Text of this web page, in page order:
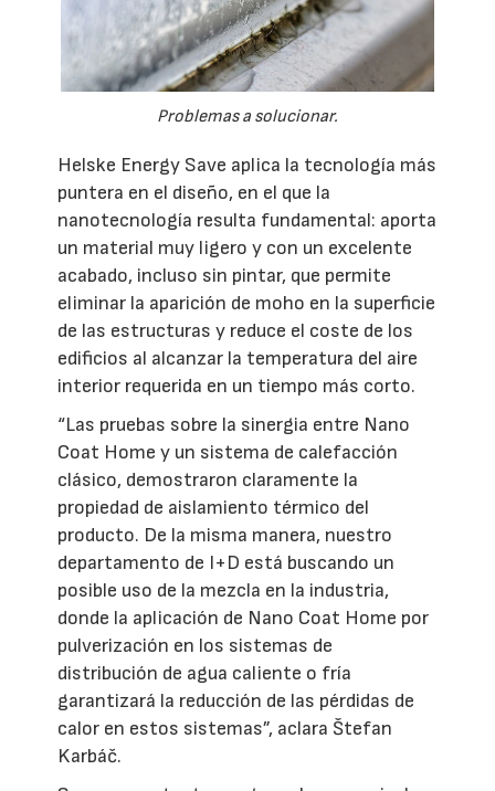
Problemas a solucionar.
Helske Energy Save aplica la tecnología más
puntera en el diseño, en el que la
nanotecnología resulta fundamental: aporta
un material muy ligero y con un excelente
acabado, incluso sin pintar, que permite
eliminar la aparición de moho en la superficie
de las estructuras y reduce el coste de los
edificios al alcanzar la temperatura del aire
interior requerida en un tiempo más corto.
“Las pruebas sobre la sinergia entre Nano
Coat Home y un sistema de calefacción
clásico, demostraron claramente la
propiedad de aislamiento térmico del
producto. De la misma manera, nuestro
departamento de I+D está buscando un
posible uso de la mezcla en la industria,
donde la aplicación de Nano Coat Home por
pulverización en los sistemas de
distribución de agua caliente o fría
garantizará la reducción de las pérdidas de
calor en estos sistemas”, aclara Štefan
Karbáč.